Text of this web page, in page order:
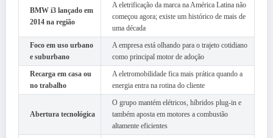
BMW i3 lançado em
2014 na região
A eletrificação da marca na América Latina não
começou agora; existe um histórico de mais de
uma década
Foco em uso urbano
e suburbano
A empresa está olhando para o trajeto cotidiano
como principal motor de adoção
Recarga em casa ou
no trabalho
A eletromobilidade fica mais prática quando a
energia entra na rotina do cliente
Abertura tecnológica
O grupo mantém elétricos, híbridos plug-in e
também aposta em motores a combustão
altamente eficientes